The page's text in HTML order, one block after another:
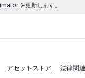
を更新します。
アセットストア 法律関連